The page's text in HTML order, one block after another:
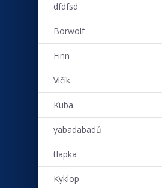
dfdfsd
Borwolf
Finn
Vlčík
Kuba
yabadabadů
tlapka
Kyklop